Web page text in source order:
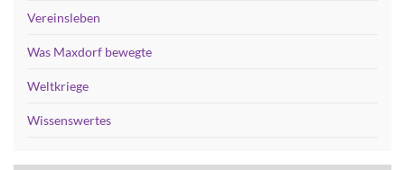
Vereinsleben
Was Maxdorf bewegte
Weltkriege
Wissenswertes